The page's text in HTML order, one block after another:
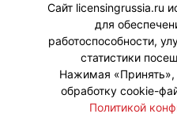
самых северных
Сайт licensingrussia.ru
для
работоспособности,
статистики
Нажимая «Принять»,
обработку cookie-
Политикой